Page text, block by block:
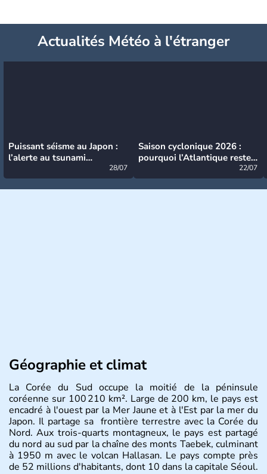
Actualités Météo à l'étranger
Puissant séisme au Japon :
l’alerte au tsunami
28/07
Saison cyclonique 2026 :
pourquoi l’Atlantique reste
22/07
Géographie et climat
La Corée du Sud occupe la moitié de la péninsule
coréenne sur 100 210 km². Large de 200 km, le pays est
encadré à l'ouest par la Mer Jaune et à l'Est par la mer du
Japon. Il partage sa frontière terrestre avec la Corée du
Nord. Aux trois-quarts montagneux, le pays est partagé
du nord au sud par la chaîne des monts Taebek, culminant
à 1950 m avec le volcan Hallasan. Le pays compte près
de 52 millions d'habitants, dont 10 dans la capitale Séoul.